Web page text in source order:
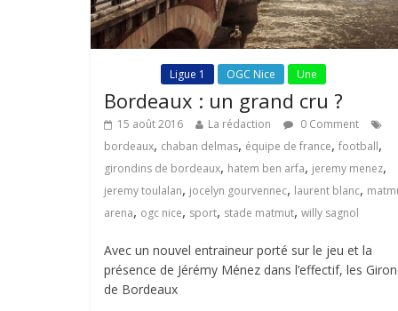
Ligue 1 OGC Nice Une
Bordeaux : un grand cru ?
15 août 2016 La rédaction
0 Comment
bordeaux, chaban delmas, équipe de france, football,
girondins de bordeaux, hatem ben arfa, jeremy menez,
jeremy toulalan, jocelyn gourvennec, laurent blanc,
arena, ogc nice, sport, stade matmut, willy sagnol
Avec un nouvel entraineur porté sur le jeu et la
présence de Jérémy Ménez dans l’effectif, les
de Bordeaux